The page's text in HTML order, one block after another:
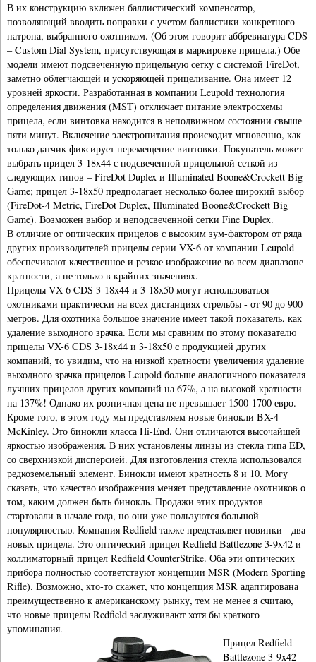
В их конструкцию включен баллистический компенсатор,
позволяющий вводить поправки с учетом баллистики конкретного
патрона, выбранного охотником. (Об этом говорит аббревиатура CDS
– Custom Dial System, присутствующая в маркировке прицела.) Обе
модели имеют подсвеченную прицельную сетку с системой FireDot,
заметно облегчающей и ускоряющей прицеливание. Она имеет 12
уровней яркости. Разработанная в компании Leupold технология
определения движения (MST) отключает питание электросхемы
прицела, если винтовка находится в неподвижном состоянии свыше
пяти минут. Включение электропитания происходит мгновенно, как
только датчик фиксирует перемещение винтовки. Покупатель может
выбрать прицел 3-18x44 с подсвеченной прицельной сеткой из
следующих типов – FireDot Duplex и Illuminated Boone&Crockett Big
Game; прицел 3-18x50 предполагает несколько более широкий выбор
(FireDot-4 Metric, FireDot Duplex, Illuminated Boone&Crockett Big
Game). Возможен выбор и неподсвеченной сетки Fine Duplex.
В отличие от оптических прицелов с высоким зум-фактором от ряда
других производителей прицелы серии VX-6 от компании Leupold
обеспечивают качественное и резкое изображение во всем диапазоне
кратности, а не только в крайних значениях.
Прицелы VX-6 CDS 3-18x44 и 3-18x50 могут использоваться
охотниками практически на всех дистанциях стрельбы - от 90 до 900
метров. Для охотника большое значение имеет такой показатель, как
удаление выходного зрачка. Если мы сравним по этому показателю
прицелы VX-6 CDS 3-18x44 и 3-18x50 с продукцией других
компаний, то увидим, что на низкой кратности увеличения удаление
выходного зрачка прицелов Leupold больше аналогичного показателя
лучших прицелов других компаний на 67%, а на высокой кратности -
на 137%! Однако их розничная цена не превышает 1500-1700 евро.
Кроме того, в этом году мы представляем новые бинокли BX-4
McKinley. Это бинокли класса Hi-End. Они отличаются высочайшей
яркостью изображения. В них установлены линзы из стекла типа ED,
со сверхнизкой дисперсией. Для изготовления стекла использовался
редкоземельный элемент. Бинокли имеют кратность 8 и 10. Могу
сказать, что качество изображения меняет представление охотников о
том, каким должен быть бинокль. Продажи этих продуктов
стартовали в начале года, но они уже пользуются большой
популярностью. Компания Redfield также представляет новинки - два
новых прицела. Это оптический прицел Redfield Battlezone 3-9x42 и
коллиматорный прицел Redfield CounterStrike. Оба эти оптических
прибора полностью соответствуют концепции MSR (Modern Sporting
Rifle). Возможно, кто-то скажет, что концепция MSR адаптирована
преимущественно к американскому рынку, тем не менее я считаю,
что новые прицелы Redfield заслуживают хотя бы краткого
упоминания.
Прицел Redfield
Battlezone 3-9x42